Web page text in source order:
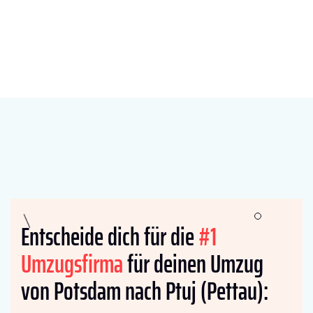
Entscheide dich für die#1
Umzugsfirmafür deinen Umzug
von Potsdam nach Ptuj (Pettau):